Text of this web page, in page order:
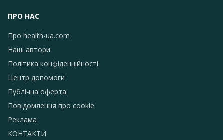
ПРО НАС
Про health-ua.com
Наші автори
Політика конфіденційності
Центр допомоги
Публічна оферта
Повідомлення про сookie
Реклама
КОНТАКТИ